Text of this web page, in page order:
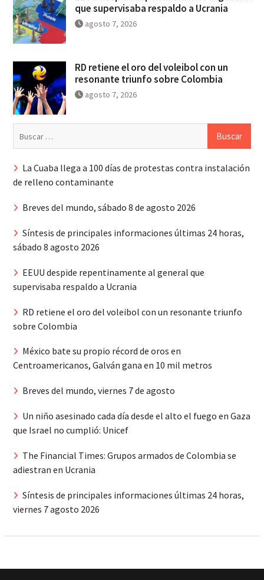
que supervisaba respaldo a Ucrania
agosto 7, 2026
RD retiene el oro del voleibol con un
resonante triunfo sobre Colombia
agosto 7, 2026
La Cuaba llega a 100 días de protestas contra instalación
de relleno contaminante
Breves del mundo, sábado 8 de agosto 2026
Síntesis de principales informaciones últimas 24 horas,
sábado 8 agosto 2026
EEUU despide repentinamente al general que
supervisaba respaldo a Ucrania
RD retiene el oro del voleibol con un resonante triunfo
sobre Colombia
México bate su propio récord de oros en
Centroamericanos, Galván gana en 10 mil metros
Breves del mundo, viernes 7 de agosto
Un niño asesinado cada día desde el alto el fuego en Gaza
que Israel no cumplió: Unicef
The Financial Times: Grupos armados de Colombia se
adiestran en Ucrania
Síntesis de principales informaciones últimas 24 horas,
viernes 7 agosto 2026